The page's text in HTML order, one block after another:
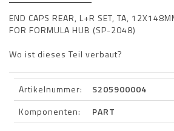
END CAPS REAR, L+R SET, TA,
FOR FORMULA HUB (SP-2048)
Wo ist dieses Teil verbaut?
Artikelnummer:
S205900004
Komponenten:
PART